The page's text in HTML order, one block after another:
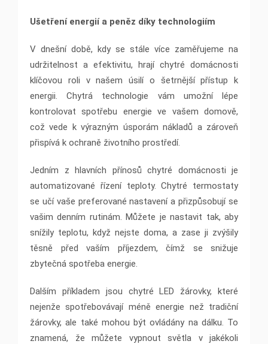
Ušetření energií a peněz díky technologiím
V dnešní době, kdy se stále více zaměřujeme na
udržitelnost a efektivitu, hrají chytré domácnosti
klíčovou roli v našem úsilí o šetrnější přístup k
energii. Chytrá technologie vám umožní lépe
kontrolovat spotřebu energie ve vašem domově,
což vede k výrazným úsporám nákladů a zároveň
přispívá k ochraně životního prostředí.
Jedním z hlavních přínosů chytré domácnosti je
automatizované řízení teploty. Chytré termostaty
se učí vaše preferované nastavení a přizpůsobují se
vašim denním rutinám. Můžete je nastavit tak, aby
snížily teplotu, když nejste doma, a zase ji zvýšily
těsně před vaším příjezdem, čímž se snižuje
zbytečná spotřeba energie.
Dalším příkladem jsou chytré LED žárovky, které
nejenže spotřebovávají méně energie než tradiční
žárovky, ale také mohou být ovládány na dálku. To
znamená, že můžete vypnout světla v jakékoli